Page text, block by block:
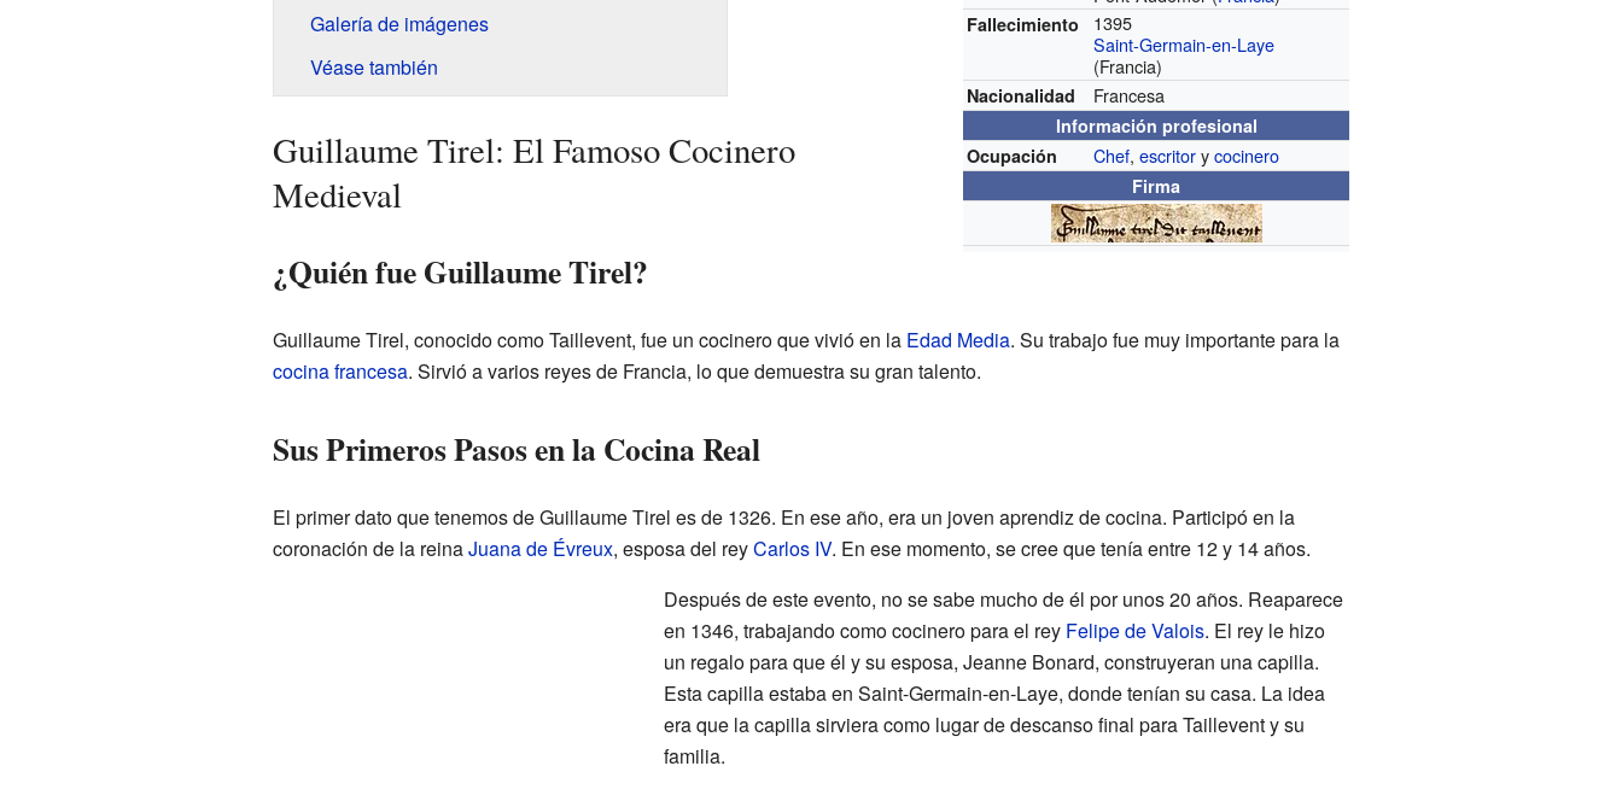
Fallecimiento
1395
Saint-Germain-en-Laye
(Francia)
Nacionalidad Francesa
Información profesional
Ocupación
Chef,escritorycocinero
Firma
Galería de imágenes
Véase también
Guillaume Tirel: El Famoso Cocinero
Medieval
¿Quién fue Guillaume Tirel?
Guillaume Tirel, conocido como Taillevent, fue un cocinero que vivió en la Edad Media. Su trabajo fue muy importante para la
cocina francesa. Sirvió a varios reyes de Francia, lo que demuestra su gran talento.
Sus Primeros Pasos en la Cocina Real
El primer dato que tenemos de Guillaume Tirel es de 1326. En ese año, era un joven aprendiz de cocina. Participó en la
coronación de la reinaJuana de Évreux, esposa del reyCarlos IV. En ese momento, se cree que tenía entre 12 y 14 años.
Después de este evento, no se sabe mucho de él por unos 20 años. Reaparece
en 1346, trabajando como cocinero para el rey Felipe de Valois. El rey le hizo
un regalo para que él y su esposa, Jeanne Bonard, construyeran una capilla.
Esta capilla estaba en Saint-Germain-en-Laye, donde tenían su casa. La idea
era que la capilla sirviera como lugar de descanso final para Taillevent y su
familia.